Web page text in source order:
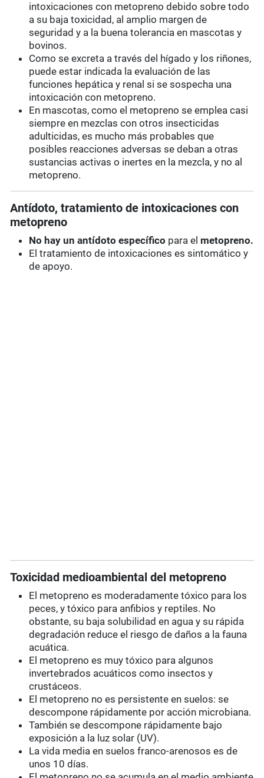
intoxicaciones con metopreno debido sobre todo
a su baja toxicidad, al amplio margen de
seguridad y a la buena tolerancia en mascotas y
bovinos.
Como se excreta a través del hígado y los riñones,
puede estar indicada la evaluación de las
funciones hepática y renal si se sospecha una
intoxicación con metopreno.
En mascotas, como el metopreno se emplea casi
siempre en mezclas con otros insecticidas
adulticidas, es mucho más probables que
posibles reacciones adversas se deban a otras
sustancias activas o inertes en la mezcla, y no al
metopreno.
Antídoto, tratamiento de intoxicaciones con
metopreno
No hay un antídoto específico para el metopreno.
El tratamiento de intoxicaciones es sintomático y
de apoyo.
Toxicidad medioambiental del metopreno
El metopreno es moderadamente tóxico para los
peces, y tóxico para anfibios y reptiles. No
obstante, su baja solubilidad en agua y su rápida
degradación reduce el riesgo de daños a la fauna
acuática.
El metopreno es muy tóxico para algunos
invertebrados acuáticos como insectos y
crustáceos.
El metopreno no es persistente en suelos: se
descompone rápidamente por acción microbiana.
También se descompone rápidamente bajo
exposición a la luz solar (UV).
La vida media en suelos franco-arenosos es de
unos 10 días.